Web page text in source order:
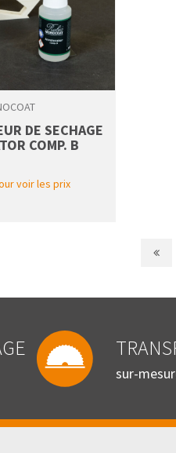
DE SECHAGE
COMP. B
voir les prix
sur-